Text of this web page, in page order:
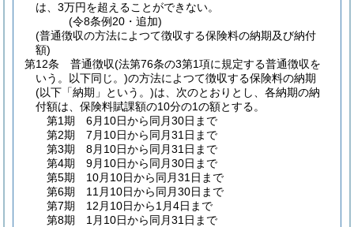
は、3万円を超えることができない。
(令8条例20・追加)
(普通徴収の方法によつて徴収する保険料の納期及び納付
額)
第12条
普通徴収(法第76条の3第1項に規定する普通徴収を
いう。以下同じ。)の方法によつて徴収する保険料の納期
(以下「納期」という。)は、次のとおりとし、各納期の納
付額は、保険料賦課額の10分の1の額とする。
第1期 6月10日から同月30日まで
第2期 7月10日から同月31日まで
第3期 8月10日から同月31日まで
第4期 9月10日から同月30日まで
第5期 10月10日から同月31日まで
第6期 11月10日から同月30日まで
第7期 12月10日から1月4日まで
第8期 1月10日から同月31日まで